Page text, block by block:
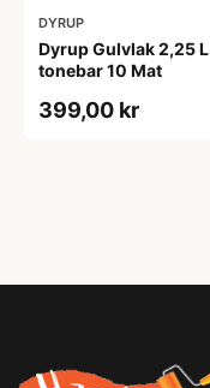
DYRUP
Dyrup Gulvlak 2,25 L
tonebar 10 Mat
399,00 kr